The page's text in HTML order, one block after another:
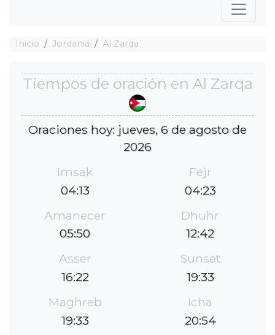
Inicio Jordania Al Zarqa
Tiempos de oración en Al Zarqa
Oraciones hoy: jueves, 6 de agosto de
2026
Imsak
04:13
Fejr
04:23
Amanecer
05:50
Dhuhr
12:42
Asser
16:22
Sunset
19:33
Maghreb
19:33
Icha
20:54